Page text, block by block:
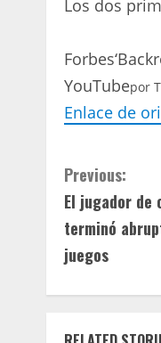
Los dos
Forbes
YouTubepor
Enlace de
C
o
n
t
i
Previous:
El jugador de
terminó
juegos